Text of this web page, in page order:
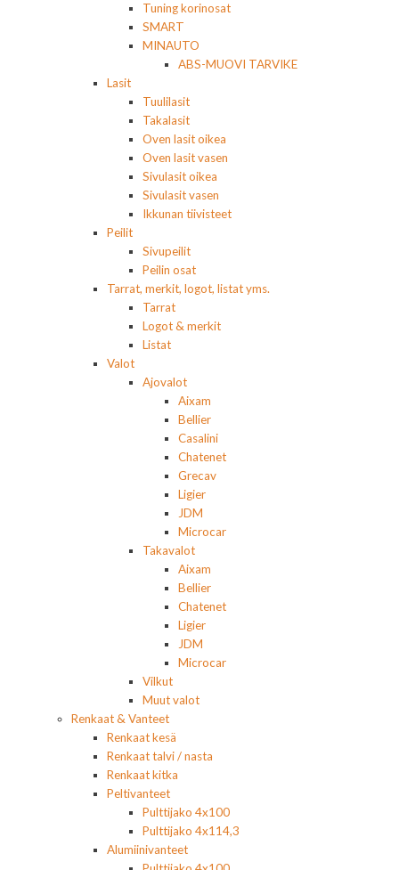
Tuning korinosat
SMART
MINAUTO
ABS-MUOVI TARVIKE
Lasit
Tuulilasit
Takalasit
Oven lasit oikea
Oven lasit vasen
Sivulasit oikea
Sivulasit vasen
Ikkunan tiivisteet
Peilit
Sivupeilit
Peilin osat
Tarrat, merkit, logot, listat yms.
Tarrat
Logot & merkit
Listat
Valot
Ajovalot
Aixam
Bellier
Casalini
Chatenet
Grecav
Ligier
JDM
Microcar
Takavalot
Aixam
Bellier
Chatenet
Ligier
JDM
Microcar
Vilkut
Muut valot
Renkaat & Vanteet
Renkaat kesä
Renkaat talvi / nasta
Renkaat kitka
Peltivanteet
Pulttijako 4x100
Pulttijako 4x114,3
Alumiinivanteet